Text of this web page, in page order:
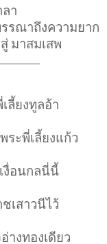
า
รณาถึงความยาก
มาสมเสพ
ลี้ยงทูลอ้า
ระพี่เลี้ยงแก้ว
งื่อนกลนี่นี้
เสาวนีไว้
างทองเดียว